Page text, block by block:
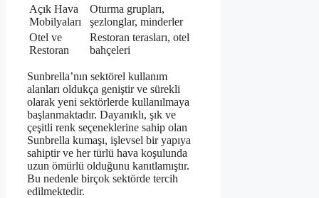
Açık Hava
Mobilyaları
Oturma grupları,
şezlonglar, minderler
Otel ve
Restoran
Restoran terasları, otel
bahçeleri
Sunbrella’nın sektörel kullanım
alanları oldukça geniştir ve sürekli
olarak yeni sektörlerde kullanılmaya
başlanmaktadır. Dayanıklı, şık ve
çeşitli renk seçeneklerine sahip olan
Sunbrella kumaşı, işlevsel bir yapıya
sahiptir ve her türlü hava koşulunda
uzun ömürlü olduğunu kanıtlamıştır.
Bu nedenle birçok sektörde tercih
edilmektedir.